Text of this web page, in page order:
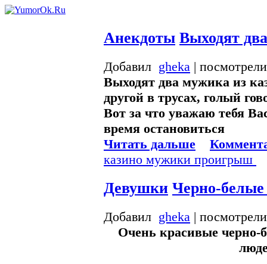
Анекдоты Выходят
Добавил gheka |
Выходят два мужика из
другой в трусах, голый
Вот за что уважаю тебя
время остановиться
Читать дальше
казино мужики проигрыш
Девушки Черно-
Добавил gheka |
Очень красивые черно-